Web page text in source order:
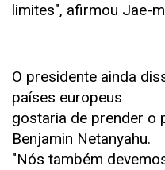
limites", afirmou Jae-
O presidente ainda
países europeus
gostaria de prender o
Benjamin Netanyahu.
"Nós também